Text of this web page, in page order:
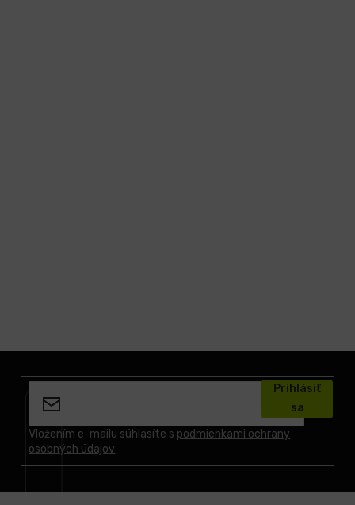
Vložením e-mailu súhlasíte s podmienkami ochrany
osobných údajov
Prihlásiť
sa